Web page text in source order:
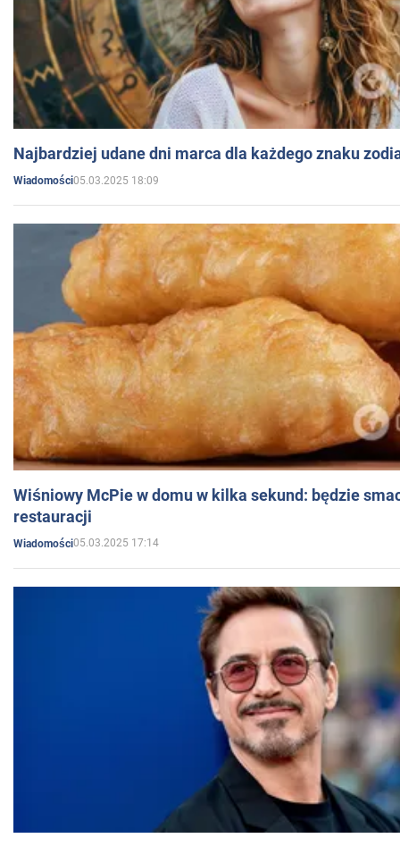
Najbardziej udane dni marca dla każdego znaku
Wiadomości05.03.2025 18:09
Wiśniowy McPie w domu w kilka sekund: będzie
restauracji
Wiadomości05.03.2025 17:14